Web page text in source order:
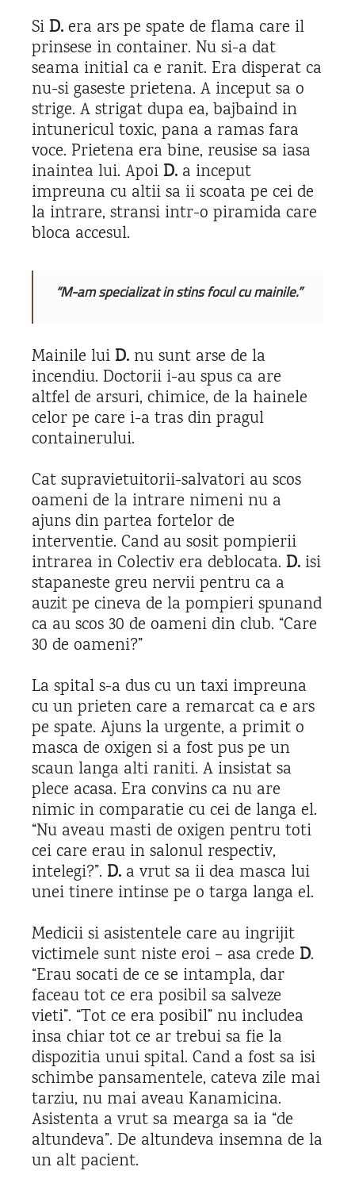
SiD.era ars pe spate de flama care il
prinsese in container. Nu si-a dat
seama initial ca e ranit. Era disperat ca
nu-si gaseste prietena. A inceput sa o
strige. A strigat dupa ea, bajbaind in
intunericul toxic, pana a ramas fara
voce. Prietena era bine, reusise sa iasa
inaintea lui. ApoiD. a inceput
impreuna cu altii sa ii scoata pe cei de
la intrare, stransi intr-o piramida care
bloca accesul.
“M-am specializat in stins focul cu mainile.”
Mainile luiD. nu sunt arse de la
incendiu. Doctorii i-au spus ca are
altfel de arsuri, chimice, de la hainele
celor pe care i-a tras din pragul
containerului.
Cat supravietuitorii-salvatori au scos
oameni de la intrare nimeni nu a
ajuns din partea fortelor de
interventie. Cand au sosit pompierii
intrarea in Colectiv era deblocata. D. isi
stapaneste greu nervii pentru ca a
auzit pe cineva de la pompieri spunand
ca au scos 30 de oameni din club. “Care
30 de oameni?”
La spital s-a dus cu un taxi impreuna
cu un prieten care a remarcat ca e ars
pe spate. Ajuns la urgente, a primit o
masca de oxigen si a fost pus pe un
scaun langa alti raniti. A insistat sa
plece acasa. Era convins ca nu are
nimic in comparatie cu cei de langa el.
“Nu aveau masti de oxigen pentru toti
cei care erau in salonul respectiv,
intelegi?”. D. a vrut sa ii dea masca lui
unei tinere intinse pe o targa langa el.
Medicii si asistentele care au ingrijit
victimele sunt niste eroi – asa crede D.
“Erau socati de ce se intampla, dar
faceau tot ce era posibil sa salveze
vieti”. “Tot ce era posibil” nu includea
insa chiar tot ce ar trebui sa fie la
dispozitia unui spital. Cand a fost sa isi
schimbe pansamentele, cateva zile mai
tarziu, nu mai aveau Kanamicina.
Asistenta a vrut sa mearga sa ia “de
altundeva”. De altundeva insemna de la
un alt pacient.